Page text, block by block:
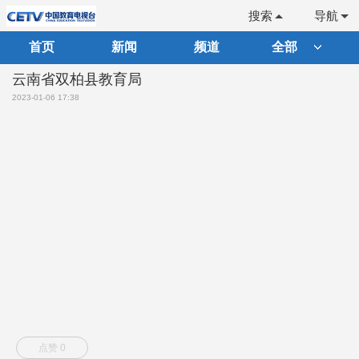
导航
搜索
首页 新闻 频道 全部
云南省双柏县教育局
2023-01-06 17:38
点赞 0